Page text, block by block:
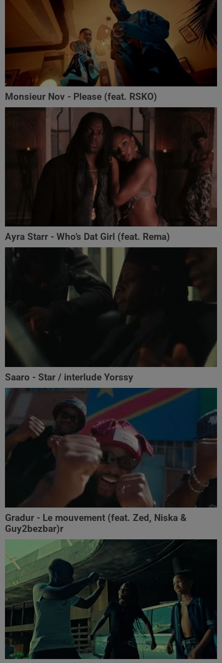
Monsieur Nov‬ - Please (feat. RSKO)
Ayra Starr - Who’s Dat Girl (feat. Rema)
Saaro - Star / interlude Yorssy
Gradur - Le mouvement (feat. Zed, Niska &
Guy2bezbar)r